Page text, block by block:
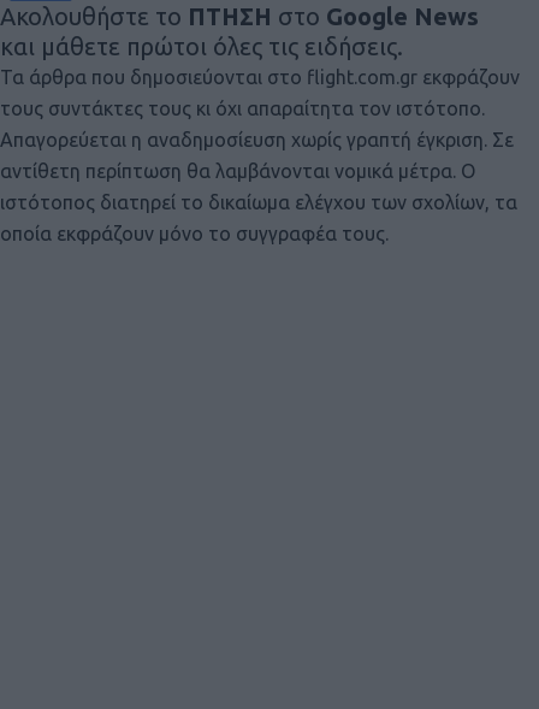
Ακολουθήστε το ΠΤΗΣΗ στο Google News
και μάθετε πρώτοι όλες τις ειδήσεις.
Τα άρθρα που δημοσιεύονται στο flight.com.gr εκφράζουν
τους συντάκτες τους κι όχι απαραίτητα τον ιστότοπο.
Απαγορεύεται η αναδημοσίευση χωρίς γραπτή έγκριση. Σε
αντίθετη περίπτωση θα λαμβάνονται νομικά μέτρα. Ο
ιστότοπος διατηρεί το δικαίωμα ελέγχου των σχολίων, τα
οποία εκφράζουν μόνο το συγγραφέα τους.